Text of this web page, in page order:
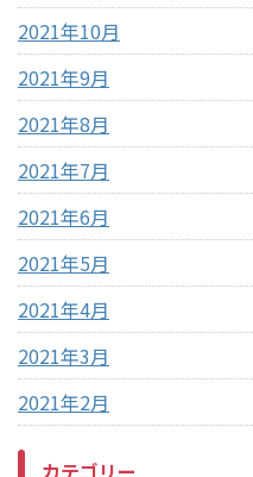
2021年10月
2021年9月
2021年8月
2021年7月
2021年6月
2021年5月
2021年4月
2021年3月
2021年2月
カテゴリー